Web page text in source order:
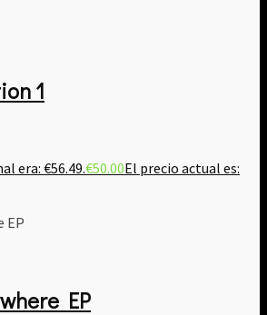
1
era: €56.49.€50.00El precio actual es:
EP